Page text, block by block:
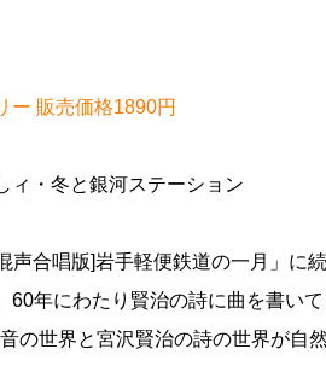
ー 販売価格1890円
ィ・冬と銀河ステーション
合唱版]岩手軽便鉄道の一月」に
年にわたり賢治の詩に曲を書い
の世界と宮沢賢治の詩の世界が自